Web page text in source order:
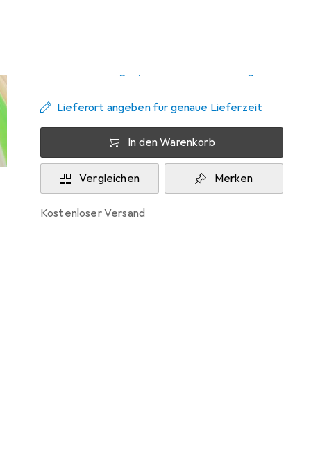
Lieferort angeben für genaue Lieferzeit
In den Warenkorb
Vergleichen Merken
kostenloser Versand